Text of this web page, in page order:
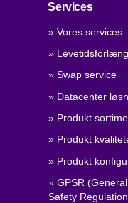
Services
» Vores services
»
» Swap service
» Datacenter
» Produkt
» Produkt
» Produkt
» GPSR
Safety